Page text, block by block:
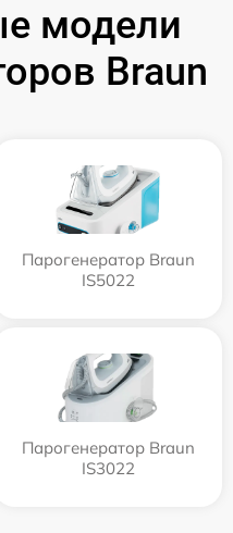
модели
Braun
Парогенератор Braun
IS5022
Парогенератор Braun
IS3022